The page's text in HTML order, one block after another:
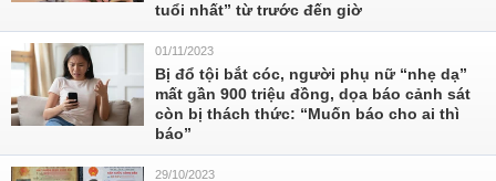
tuổi nhất” từ trước đến giờ
01/11/2023
Bị đổ tội bắt cóc, người phụ nữ “nhẹ dạ”
mất gần 900 triệu đồng, dọa báo cảnh sát
còn bị thách thức: “Muốn báo cho ai thì
báo”
29/10/2023